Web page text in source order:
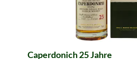
Caperdonich 25 Jahre